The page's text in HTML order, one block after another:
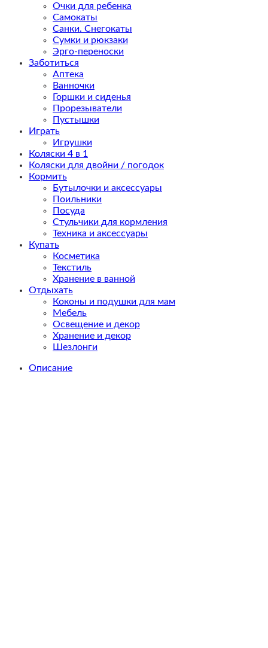
Очки для ребенка
Самокаты
Санки. Снегокаты
Сумки и рюкзаки
Эрго-переноски
Заботиться
Аптека
Ванночки
Горшки и сиденья
Прорезыватели
Пустышки
Играть
Игрушки
Коляски 4 в 1
Коляски для двойни / погодок
Кормить
Бутылочки и аксессуары
Поильники
Посуда
Стульчики для кормления
Техника и аксессуары
Купать
Косметика
Текстиль
Хранение в ванной
Отдыхать
Коконы и подушки для мам
Мебель
Освещение и декор
Хранение и декор
Шезлонги
Описание